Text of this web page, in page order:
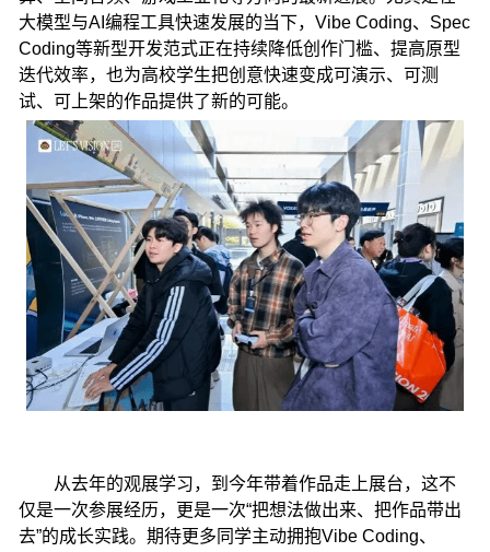
大模型与AI编程工具快速发展的当下，Vibe Coding、Spec
Coding等新型开发范式正在持续降低创作门槛、提高原型
迭代效率，也为高校学生把创意快速变成可演示、可测
试、可上架的作品提供了新的可能。
从去年的观展学习，到今年带着作品走上展台，这不
仅是一次参展经历，更是一次“把想法做出来、把作品带出
去”的成长实践。期待更多同学主动拥抱Vibe Coding、